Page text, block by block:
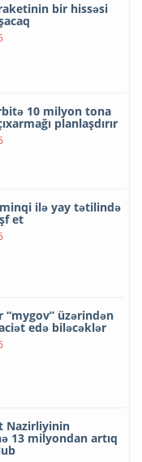
bir hissəsi
10 milyon tona
planlaşdırır
ilə yay tətilində
et
“mygov” üzərindən
edə biləcəklər
Nazirliyinin
13 milyondan artıq